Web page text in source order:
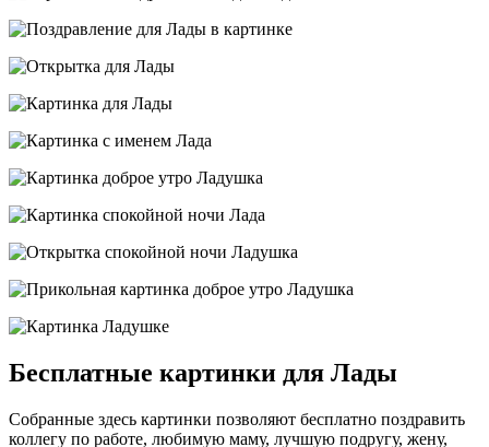
Бесплатные картинки для Лады
Собранные здесь картинки позволяют бесплатно поздравить
коллегу по работе, любимую маму, лучшую подругу, жену,